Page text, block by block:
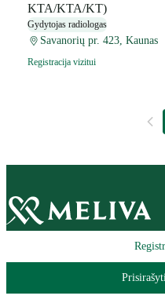
KTA/KTA/KT)
Gydytojas radiologas
Savanorių pr. 423, Kaunas
Registracija vizitui